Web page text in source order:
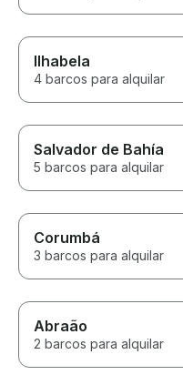
Ilhabela
4 barcos para alquilar
Salvador de Bahía
5 barcos para alquilar
Corumbá
3 barcos para alquilar
Abraão
2 barcos para alquilar